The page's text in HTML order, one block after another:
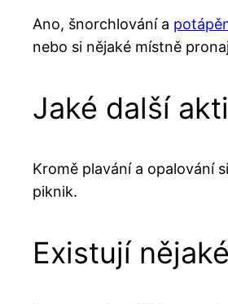
Ano, šnorchlování a
nebo si nějaké místně
Jaké další
Kromě plavání a opalování
piknik.
Existují